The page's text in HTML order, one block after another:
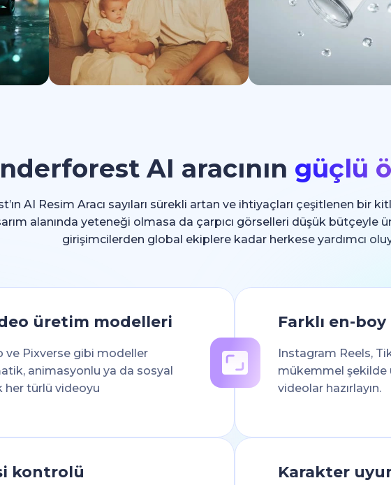
AI aracının güçlü
AI Resim Aracı sayıları sürekli artan ve ihtiyaçları çeşitlenen bir
alanında yeteneği olmasa da çarpıcı görselleri düşük bütçeyle
girişimcilerden global ekiplere kadar herkese yardımcı
üretim modelleri
ve Pixverse gibi modeller
animasyonlu ya da sosyal
her türlü videoyu
Farklı en-boy
Instagram Reels,
mükemmel şekilde
videolar hazırlayın.
kontrolü
Karakter